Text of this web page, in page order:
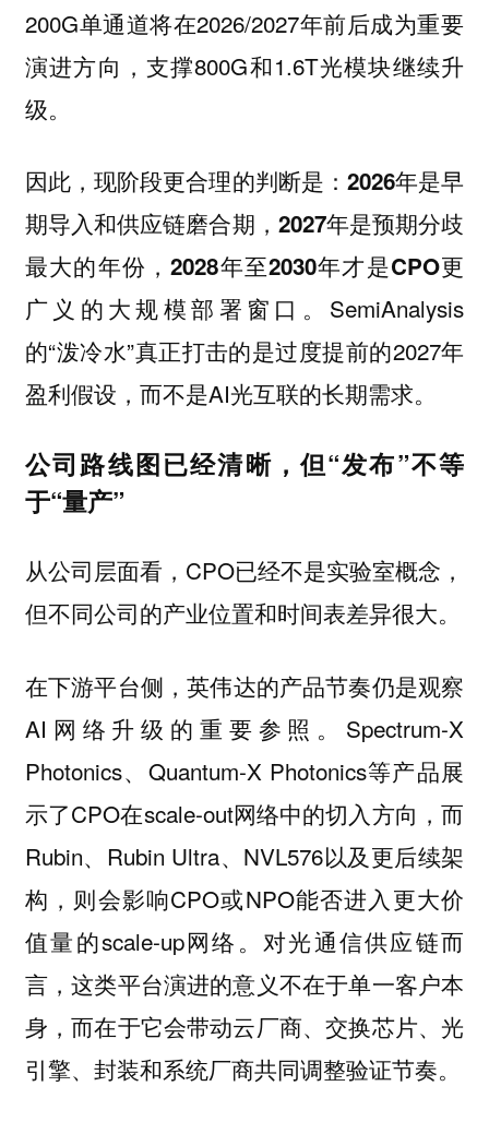
200G单通道将在2026/2027年前后成为重要
演进方向，支撑800G和1.6T光模块继续升
级。
因此，现阶段更合理的判断是： 2026年是早
期导入和供应链磨合期，2027年是预期分歧
最大的年份，2028年至2030年才是CPO更
广义的大规模部署窗口。 SemiAnalysis
的“泼冷水”真正打击的是过度提前的2027年
盈利假设，而不是AI光互联的长期需求。
公司路线图已经清晰，但“发布”不等
于“量产”
从公司层面看，CPO已经不是实验室概念，
但不同公司的产业位置和时间表差异很大。
在下游平台侧，英伟达的产品节奏仍是观察
AI网络升级的重要参照。Spectrum-X
Photonics、Quantum-X Photonics等产品展
示了CPO在scale-out网络中的切入方向，而
Rubin、Rubin Ultra、NVL576以及更后续架
构，则会影响CPO或NPO能否进入更大价
值量的scale-up网络。对光通信供应链而
言，这类平台演进的意义不在于单一客户本
身，而在于它会带动云厂商、交换芯片、光
引擎、封装和系统厂商共同调整验证节奏。